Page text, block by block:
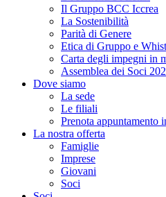
Il Gruppo BCC Iccrea
La Sostenibilità
Parità di Genere
Etica di Gruppo e
Carta degli impegni in
Assemblea dei Soci
Dove siamo
La sede
Le filiali
Prenota appuntamento
La nostra offerta
Famiglie
Imprese
Giovani
Soci